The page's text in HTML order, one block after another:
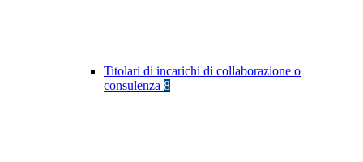
Titolari di incarichi di collaborazione o
consulenza 8